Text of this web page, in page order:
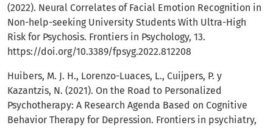
(2022). Neural Correlates of Facial Emotion Recognition in
Non-help-seeking University Students With Ultra-High
Risk for Psychosis. Frontiers in Psychology, 13.
https://doi.org/10.3389/fpsyg.2022.812208
Huibers, M. J. H., Lorenzo-Luaces, L., Cuijpers, P. y
Kazantzis, N. (2021). On the Road to Personalized
Psychotherapy: A Research Agenda Based on Cognitive
Behavior Therapy for Depression. Frontiers in psychiatry,